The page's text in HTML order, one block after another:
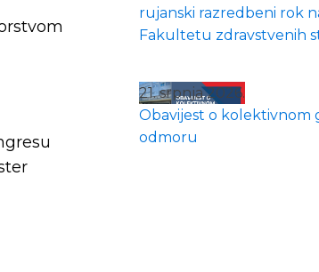
rujanski razredbeni rok
Fakultetu zdravstvenih
21. srpnja 2026.
Obavijest o kolektivnom
odmoru